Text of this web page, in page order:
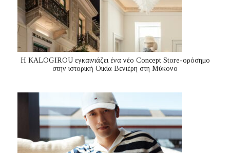
Η KALOGIROU εγκαινιάζει ένα νέο Concept Store-ορόσημο
στην ιστορική Οικία Βενιέρη στη Μύκονο